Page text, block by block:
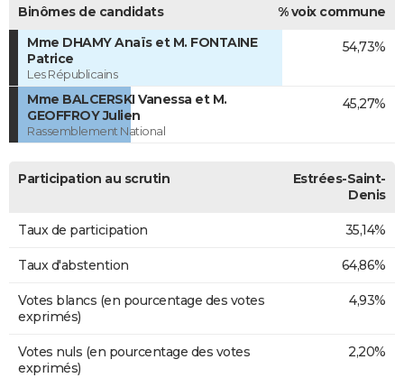
Binômes de candidats
% voix commune
Mme DHAMY Anaïs et M. FONTAINE
Patrice
Les Républicains
54,73%
Mme BALCERSKI Vanessa et M.
GEOFFROY Julien
Rassemblement National
45,27%
Participation au scrutin
Estrées-Saint-
Denis
Taux de participation 35,14%
Taux d'abstention 64,86%
Votes blancs (en pourcentage des votes
exprimés)
4,93%
Votes nuls (en pourcentage des votes
exprimés)
2,20%